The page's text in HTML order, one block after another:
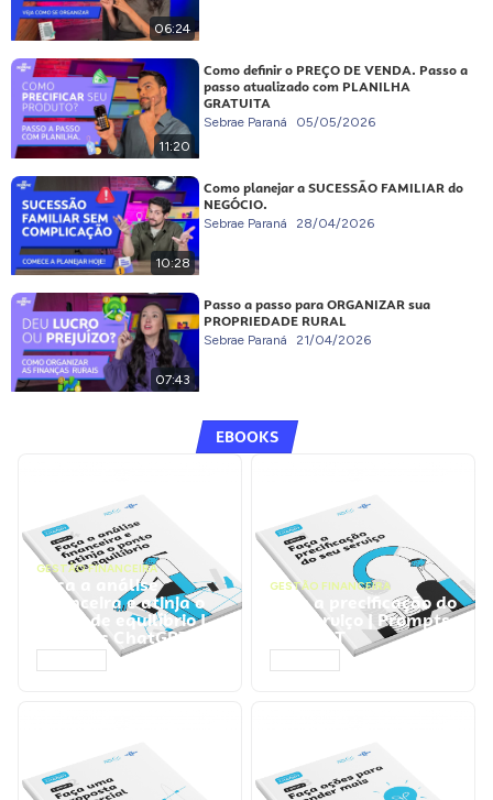
06:24
11:20
Como definir o PREÇO DE VENDA. Passo a
passo atualizado com PLANILHA
GRATUITA
Sebrae Paraná 05/05/2026
10:28
Como planejar a SUCESSÃO FAMILIAR do
NEGÓCIO.
Sebrae Paraná 28/04/2026
07:43
Passo a passo para ORGANIZAR sua
PROPRIEDADE RURAL
Sebrae Paraná 21/04/2026
EBOOKS
GESTÃO FINANCEIRA
Faça a análise
financeira e atinja o
ponto de equilíbrio |
Prompts ChatGPT
GESTÃO FINANCEIRA
Faça a precificação do
seu serviço | Prompts
ChatGPT